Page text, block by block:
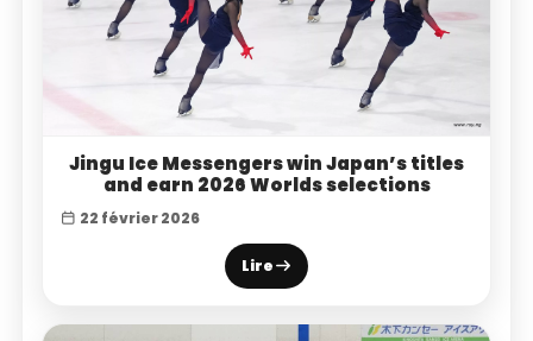
Jingu Ice Messengers win Japan’s titles
and earn 2026 Worlds selections
22 février 2026
Lire